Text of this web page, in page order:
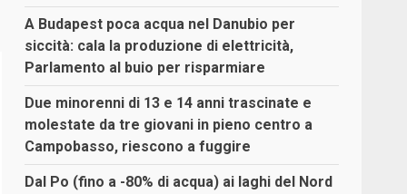
A Budapest poca acqua nel Danubio per
siccità: cala la produzione di elettricità,
Parlamento al buio per risparmiare
Due minorenni di 13 e 14 anni trascinate e
molestate da tre giovani in pieno centro a
Campobasso, riescono a fuggire
Dal Po (fino a -80% di acqua) ai laghi del Nord